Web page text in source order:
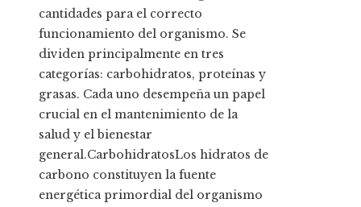
cantidades para el correcto
funcionamiento del organismo. Se
dividen principalmente en tres
categorías: carbohidratos, proteínas y
grasas. Cada uno desempeña un papel
crucial en el mantenimiento de la
salud y el bienestar
general.CarbohidratosLos hidratos de
carbono constituyen la fuente
energética primordial del organismo